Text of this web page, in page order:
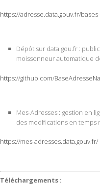
https://adresse.data.gouv.fr/
Dépôtsur data.gou.fr :
moissonneur automatique
https://github.com/
Mes-Adresses: gestion en
des modifications en temps
https://mes-adresses.data.gouv.fr/
Téléchargements :